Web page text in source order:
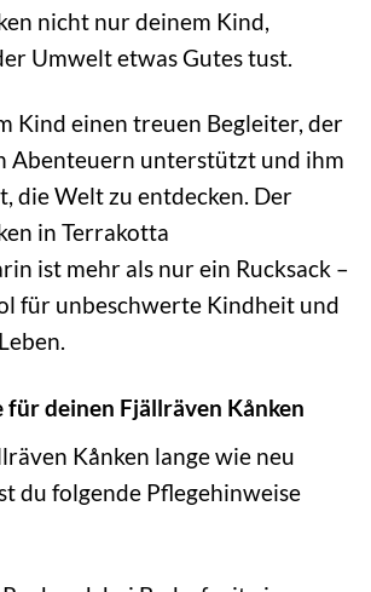
nicht nur deinem Kind,
Umwelt etwas Gutes tust.
Kind einen treuen Begleiter, der
Abenteuern unterstützt und ihm
die Welt zu entdecken. Der
in Terrakotta
ist mehr als nur ein Rucksack –
für unbeschwerte Kindheit und
für deinen Fjällräven Kånken
Kånken lange wie neu
du folgende Pflegehinweise